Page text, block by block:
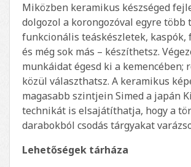
Miközben keramikus készséged
dolgozol a korongozóval egyre több
funkcionális teáskészletek,
és még sok más – készíthetsz.
munkáidat égesd ki a kemencében;
közül választhatsz. A keramikus
magasabb szintjein Simed a japán
technikát is elsajátíthatja, hogy a
darabokból csodás tárgyakat
Lehetőségek tárháza